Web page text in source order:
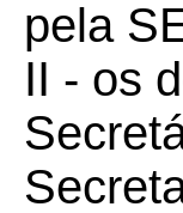
pela
II - os